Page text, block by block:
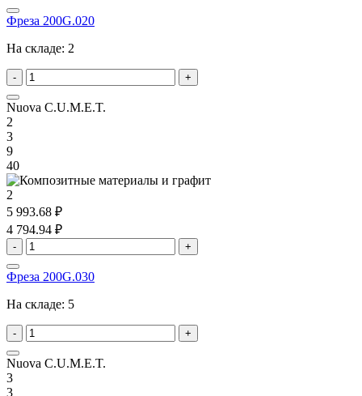
Фреза 200G.020
На складе: 2
- +
Nuova C.U.M.E.T.
2
3
9
40
2
5 993.68 ₽
4 794.94 ₽
- +
Фреза 200G.030
На складе: 5
- +
Nuova C.U.M.E.T.
3
3